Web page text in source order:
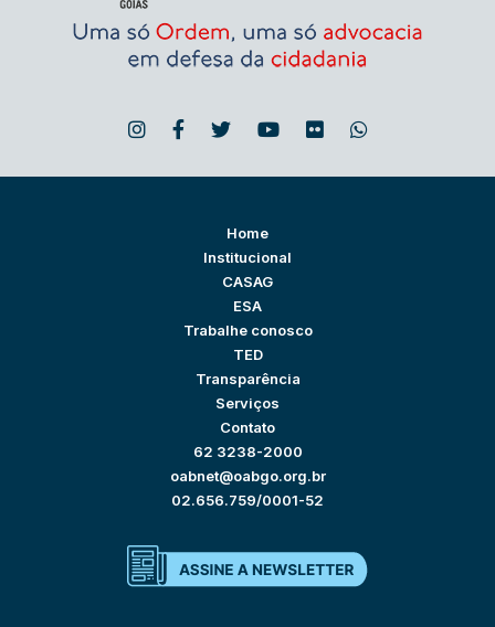
Home
Institucional
CASAG
ESA
Trabalhe conosco
TED
Transparência
Serviços
Contato
62 3238-2000
oabnet@oabgo.org.br
02.656.759/0001-52